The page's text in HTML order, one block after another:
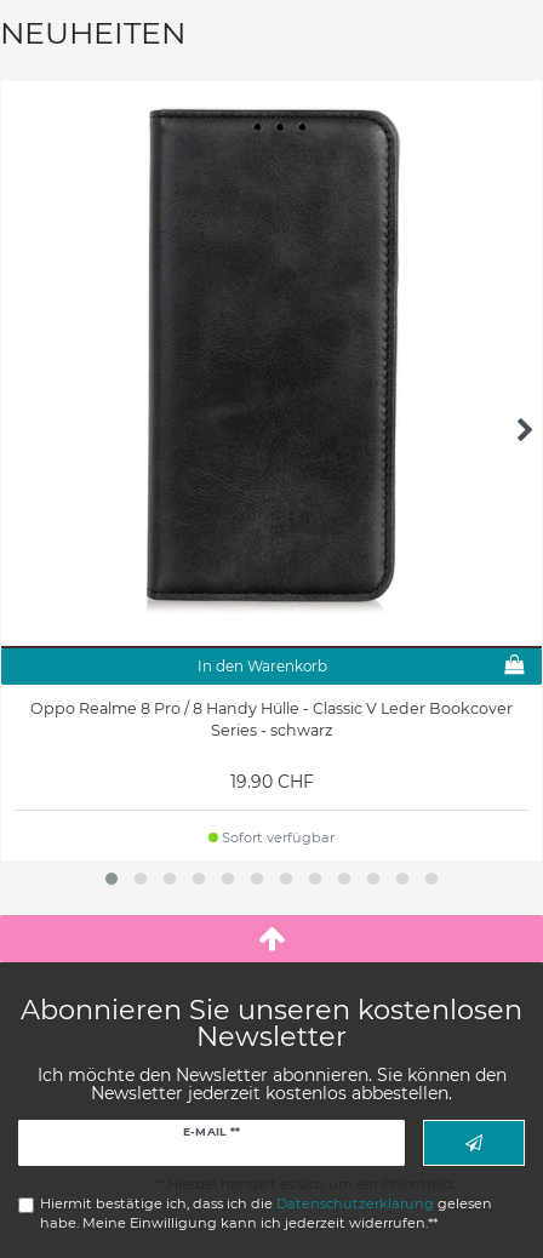
NEUHEITEN
In den Warenkorb
Oppo Realme 8 Pro / 8 Handy Hülle - Classic V Leder Bookcover
Series - schwarz
19.90 CHF
Sofort verfügbar
Abonnieren Sie unseren kostenlosen
Newsletter
Ich möchte den Newsletter abonnieren. Sie können den
Newsletter jederzeit kostenlos abbestellen.
E-MAIL **
Hiermit bestätige ich, dass ich die Daten­schutz­erklärung gelesen
habe. Meine Einwilligung kann ich jederzeit widerrufen.**